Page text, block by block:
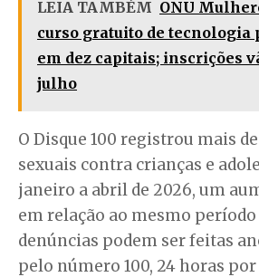
LEIA TAMBÉM ONU
curso gratuito de tecnologia
em dez capitais; inscrições
julho
O Disque 100 registrou mais
sexuais contra crianças e
janeiro a abril de 2026, um
em relação ao mesmo período
denúncias podem ser feitas
pelo número 100, 24 horas por